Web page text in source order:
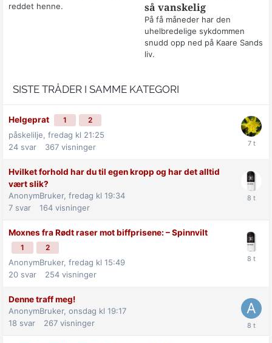
reddet henne.
så vanskelig
På få måneder har den
uhelbredelige sykdommen
snudd opp ned på Kaare Sands
liv.
SISTE TRÅDER I SAMME KATEGORI
Helgeprat 1 2
påskelilje, fredag kl 21:25
24 svar 367 visninger
Hvilket forhold har du til egen kropp og har det alltid
vært slik?
AnonymBruker, fredag kl 19:34
7 svar 164 visninger
Moxnes fra Rødt raser mot biff­prisene: –⁠ Spinnvilt
1 2
AnonymBruker, fredag kl 15:49
20 svar 254 visninger
Denne traff meg!
AnonymBruker, onsdag kl 19:17
18 svar 267 visninger